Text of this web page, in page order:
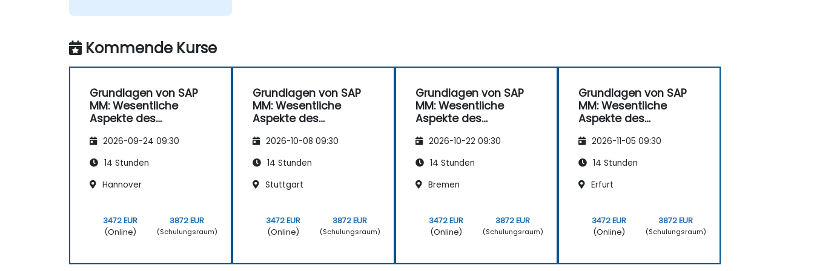
Kommende Kurse
Grundlagen von SAP
MM: Wesentliche
Aspekte des
s
2026-09-24 09:30
14 Stunden
Hannover
3472 EUR
(Online)
3872 EUR
(Schulungsraum)
Grundlagen von SAP
MM: Wesentliche
Aspekte des
s
2026-10-08 09:30
14 Stunden
Stuttgart
3472 EUR
(Online)
3872 EUR
(Schulungsraum)
Grundlagen von SAP
MM: Wesentliche
Aspekte des
s
2026-10-22 09:30
14 Stunden
Bremen
3472 EUR
(Online)
3872 EUR
(Schulungsraum)
Grundlagen von SAP
MM: Wesentliche
Aspekte des
s
2026-11-05 09:30
14 Stunden
Erfurt
3472 EUR
(Online)
3872 EUR
(Schulungsraum)